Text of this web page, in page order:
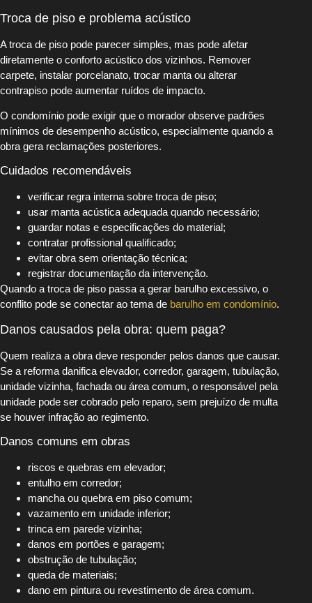
Troca de piso e problema acústico
A troca de piso pode parecer simples, mas pode afetar
diretamente o conforto acústico dos vizinhos. Remover
carpete, instalar porcelanato, trocar manta ou alterar
contrapiso pode aumentar ruídos de impacto.
O condomínio pode exigir que o morador observe padrões
mínimos de desempenho acústico, especialmente quando a
obra gera reclamações posteriores.
Cuidados recomendáveis
verificar regra interna sobre troca de piso;
usar manta acústica adequada quando necessário;
guardar notas e especificações do material;
contratar profissional qualificado;
evitar obra sem orientação técnica;
registrar documentação da intervenção.
Quando a troca de piso passa a gerar barulho excessivo, o
conflito pode se conectar ao tema de barulho em condomínio.
Danos causados pela obra: quem paga?
Quem realiza a obra deve responder pelos danos que causar.
Se a reforma danifica elevador, corredor, garagem, tubulação,
unidade vizinha, fachada ou área comum, o responsável pela
unidade pode ser cobrado pelo reparo, sem prejuízo de multa
se houver infração ao regimento.
Danos comuns em obras
riscos e quebras em elevador;
entulho em corredor;
mancha ou quebra em piso comum;
vazamento em unidade inferior;
trinca em parede vizinha;
danos em portões e garagem;
obstrução de tubulação;
queda de materiais;
dano em pintura ou revestimento de área comum.